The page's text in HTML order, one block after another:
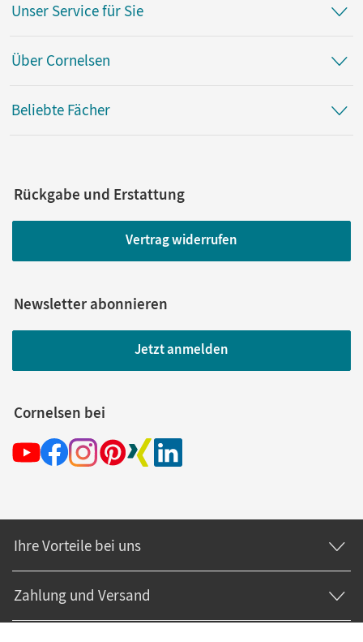
Unser Service für Sie
Über Cornelsen
Beliebte Fächer
Rückgabe und Erstattung
Vertrag widerrufen
Newsletter abonnieren
Jetzt anmelden
Cornelsen bei
Ihre Vorteile bei uns
Zahlung und Versand